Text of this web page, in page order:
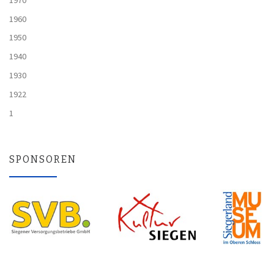
1960
1950
1940
1930
1922
1
SPONSOREN